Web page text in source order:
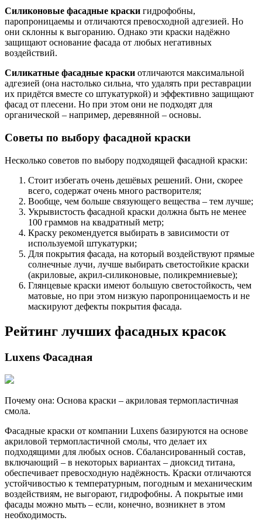
Силиконовые фасадные краски гидрофобны,
паропроницаемы и отличаются превосходной адгезией. Но
они склонны к выгоранию. Однако эти краски надёжно
защищают основание фасада от любых негативных
воздействий.
Силикатные фасадные краски отличаются максимальной
адгезией (она настолько сильна, что удалять при реставрации
их придётся вместе со штукатуркой) и эффективно защищают
фасад от плесени. Но при этом они не подходят для
органической – например, деревянной – основы.
Советы по выбору фасадной краски
Несколько советов по выбору подходящей фасадной краски:
Стоит избегать очень дешёвых решений. Они, скорее
всего, содержат очень много растворителя;
Вообще, чем больше связующего вещества – тем лучше;
Укрывистость фасадной краски должна быть не менее
100 граммов на квадратный метр;
Краску рекомендуется выбирать в зависимости от
используемой штукатурки;
Для покрытия фасада, на который воздействуют прямые
солнечные лучи, лучше выбирать светостойкие краски
(акриловые, акрил-силиконовые, поликремниевые);
Глянцевые краски имеют большую светостойкость, чем
матовые, но при этом низкую паропроницаемость и не
маскируют дефекты покрытия фасада.
Рейтинг лучших фасадных красок
Luxens Фасадная
Почему она: Основа краски – акриловая термопластичная
смола.
Фасадные краски от компании Luxens базируются на основе
акриловой термопластичной смолы, что делает их
подходящими для любых основ. Сбалансированный состав,
включающий – в некоторых вариантах – диоксид титана,
обеспечивает превосходную надёжность. Краски отличаются
устойчивостью к температурным, погодным и механическим
воздействиям, не выгорают, гидрофобны. А покрытые ими
фасады можно мыть – если, конечно, возникнет в этом
необходимость.